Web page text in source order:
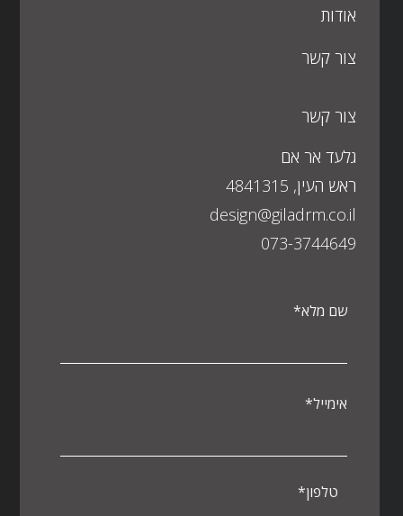
אודות
צור קשר
צור קשר
גלעד אר אם
ראש העין, 4841315
design@giladrm.co.il
073-3744649
שם מלא*
אימייל*
טלפון*